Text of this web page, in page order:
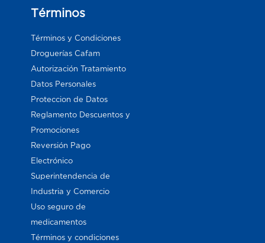
Términos
Términos y Condiciones
Droguerías Cafam
Autorización Tratamiento
Datos Personales
Proteccion de Datos
Reglamento Descuentos y
Promociones
Reversión Pago
Electrónico
Superintendencia de
Industria y Comercio
Uso seguro de
medicamentos
Términos y condiciones